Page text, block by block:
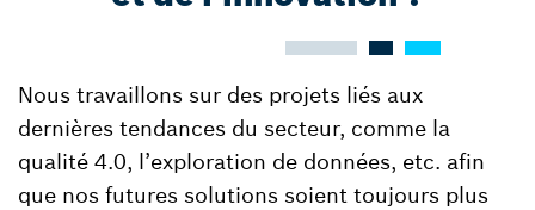
Nous travaillons sur des projets liés aux
dernières tendances du secteur, comme la
qualité 4.0, l’exploration de données, etc. afin
que nos futures solutions soient toujours plus